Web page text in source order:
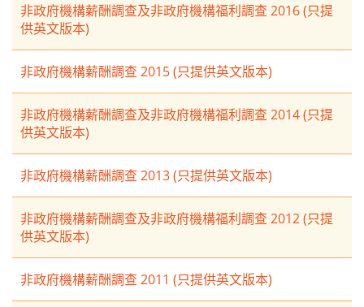
非政府機構薪酬調查及非政府機構福利調查 2016 (只提
供英文版本)
非政府機構薪酬調查 2015 (只提供英文版本)
非政府機構薪酬調查及非政府機構福利調查 2014 (只提
供英文版本)
非政府機構薪酬調查 2013 (只提供英文版本)
非政府機構薪酬調查及非政府機構福利調查 2012 (只提
供英文版本)
非政府機構薪酬調查 2011 (只提供英文版本)